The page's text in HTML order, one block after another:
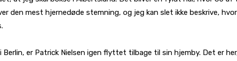
den mest hjernedøde stemning, og jeg kan slet ikke beskrive,
er Patrick Nielsen igen flyttet tilbage til sin hjemby. Det er